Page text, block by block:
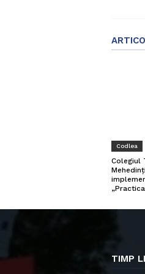
Codlea
Colegiul
TIMP